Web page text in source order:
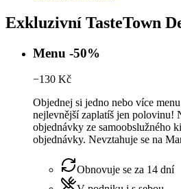
Exkluzivní TasteTown
Menu -50%
−130 Kč
Objednej si jedno nebo více
nejlevnější zaplatíš jen polovinu!
objednávky ze samoobslužného
objednávky. Nevztahuje se na
Obnovuje se za 14 dní